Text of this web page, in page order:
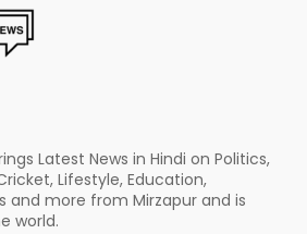
Latest News in Hindi on Politics,
Lifestyle, Education,
and more from Mirzapur and is
world.